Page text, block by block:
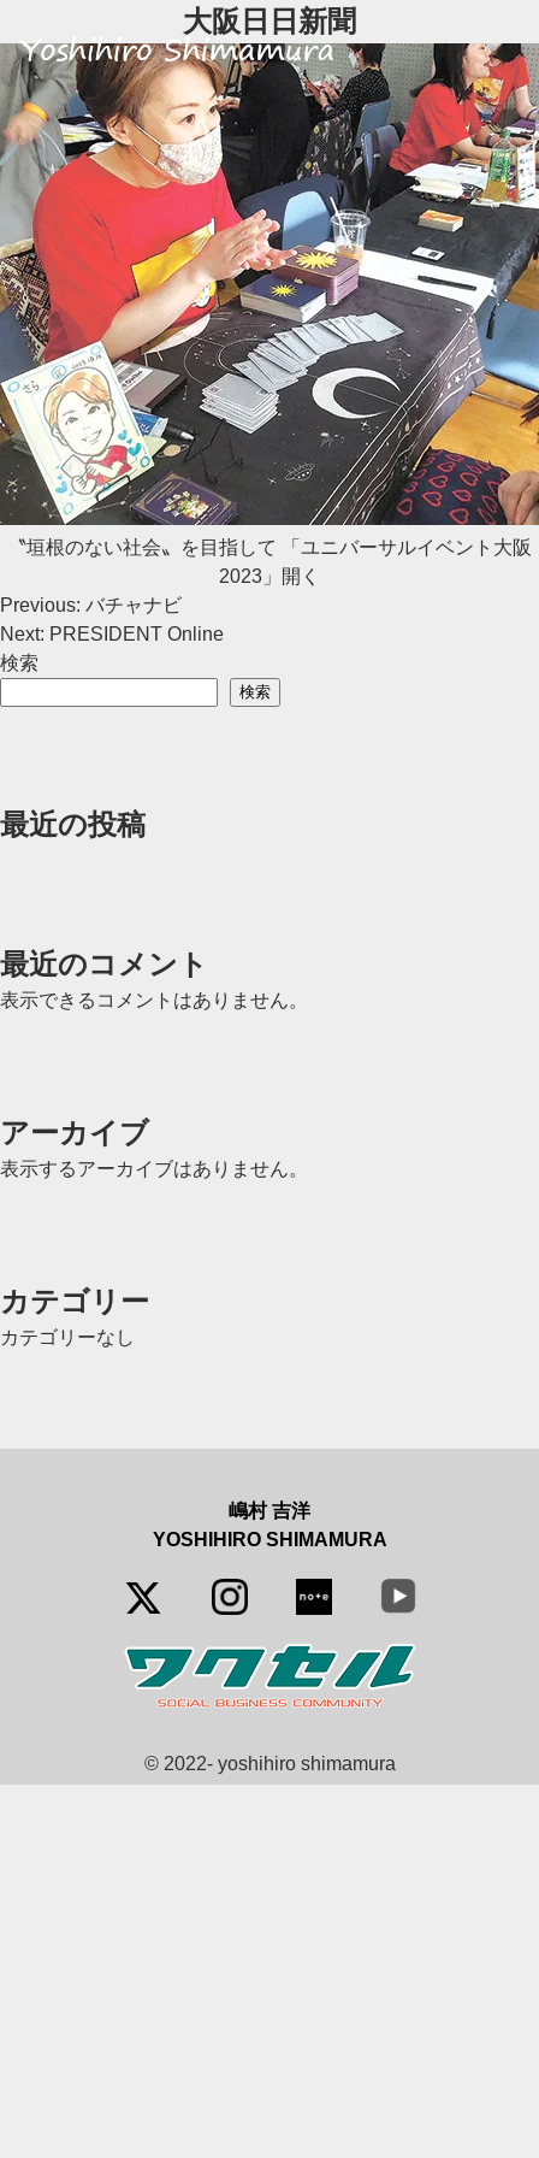
to
content
大阪日日新聞
〝垣根のない社会〟を目指して 「ユニバーサルイベント大阪
2023」開く
投
稿
ナ
ー
ン
Previous: バチャナビ
Next: PRESIDENT Online
検索
検索
最近の投稿
最近のコメント
表示できるコメントはありません。
アーカイブ
表示するアーカイブはありません。
カテゴリー
カテゴリーなし
嶋村 吉洋
YOSHIHIRO SHIMAMURA
© 2022- yoshihiro shimamura